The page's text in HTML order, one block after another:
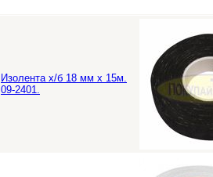
Изолента х/б 18 мм х 15м.
09-2401.